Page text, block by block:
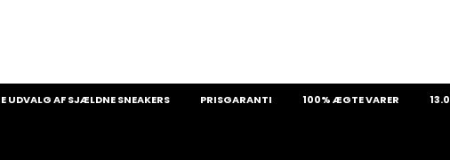
I alt 0kr.
Køb for300kr.mere for gratis fragt
AF SJÆLDNE SNEAKERS PRISGARANTI 100% ÆGTE VARER